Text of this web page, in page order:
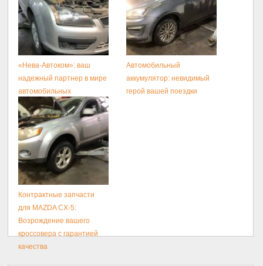
«Нева-Автоком»: ваш
надежный партнер в мире
автомобильных
инноваций и безупречного
сервиса
Автомобильный
аккумулятор: невидимый
герой вашей поездки
Контрактные запчасти
для MAZDA CX-5:
Возрождение вашего
кроссовера с гарантией
качества